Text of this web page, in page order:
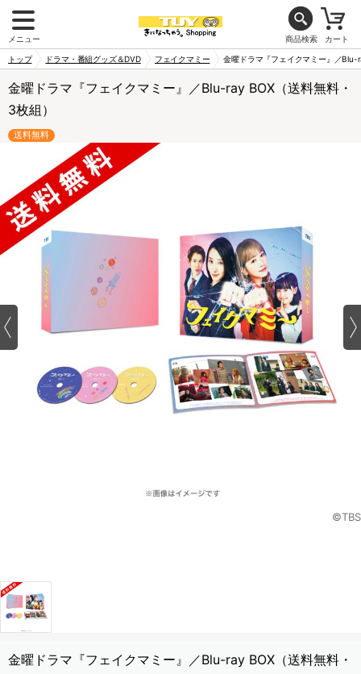
メニュー 商品検索 カート
トップ ドラマ・番組グッズ＆DVD フェイクマミー 金曜ドラマ『フェイクマミー』／
金曜ドラマ『フェイクマミー』／Blu-ray BOX（送料無料・
3枚組）
送料無料
©TBS
金曜ドラマ『フェイクマミー』／Blu-ray BOX（送料無料・